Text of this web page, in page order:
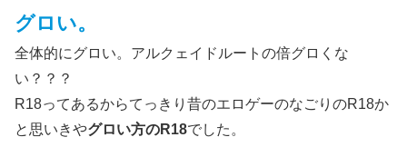
グロい。
全体的にグロい。アルクェイドルートの倍グロくな
い？？？
R18ってあるからてっきり昔のエロゲーのなごりのR18か
と思いきやグロい方のR18でした。